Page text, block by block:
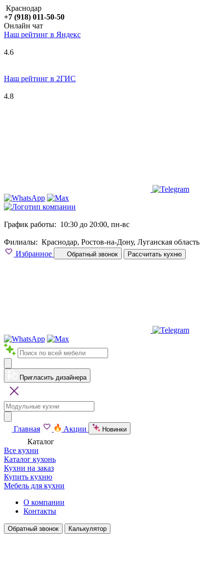
Краснодар
+7 (918) 011-50-50
Онлайн чат
Наш рейтинг в Яндекс
4.6
Наш рейтинг в 2ГИС
4.8
График работы: 10:30 до 20:00, пн-вс
Филиалы: Краснодар, Ростов-на-Дону, Луганская область
Избранное
Обратный звонок Рассчитать кухню
Пригласить дизайнера
Главная Акции Новинки
Каталог
Все кухни
Каталог кухонь
Кухни на заказ
Купить кухню
Мебель для кухни
О компании
Контакты
Обратный звонок Калькулятор